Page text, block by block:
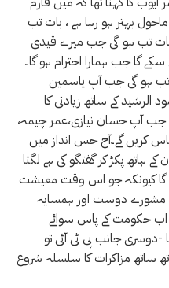
ماحول بہتر ہو رہا ہے ، بات تب
بات تب ہو گی جب میرے قیدی
گا جب ہمارا احترام ہو گا۔
تب ہو گی جب آپ یاسمین
الرشید کے ساتھ زیادتی کا
آپ حسان نیازی،عمر چیمہ،
کریں گے۔آج جس انداز میں
ہاتھ پکڑ کر گفتگو کی ہے لگتا
گا کیونکہ جو اس وقت معیشت
مشورے دوست اور ہمسایہ
حکومت کے پاس سوائے
-دوسری جانب پی ٹی آئی تو
ساتھ مزاکرات کا سلسلہ شروع